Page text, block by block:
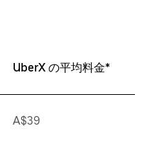
UberX の平均料金*
A$39